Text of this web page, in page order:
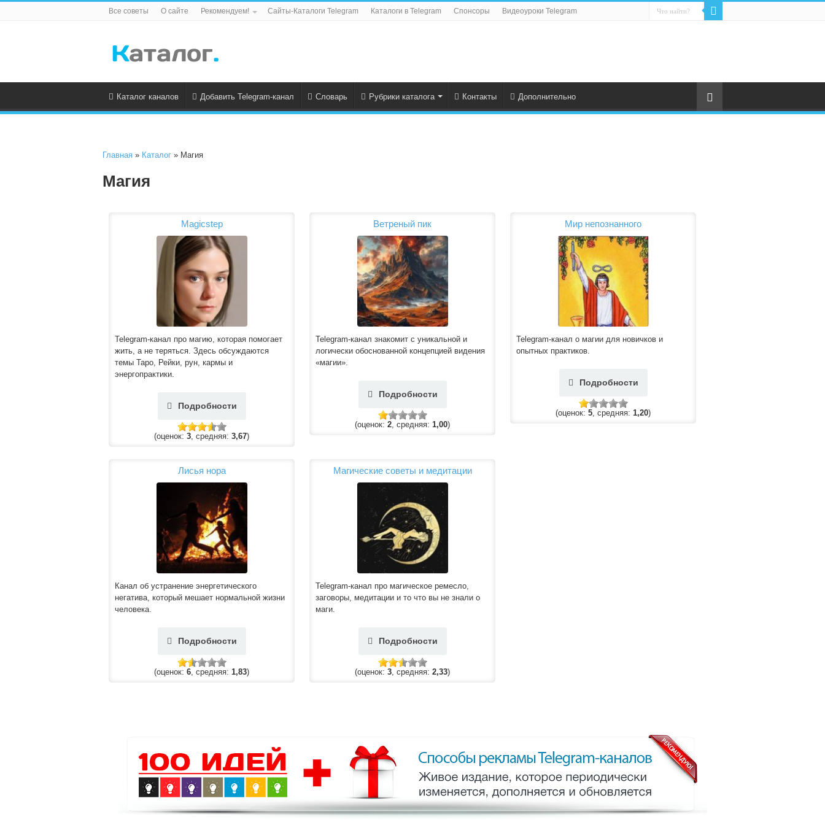
Все советы О сайте Рекомендуем! Сайты-Каталоги Telegram Каталоги в Telegram Спонсоры Видеоуроки Telegram
Каталог каналов Добавить Telegram-канал Словарь Рубрики каталога Контакты Дополнительно
Главная » Каталог » Магия
Магия
Magicstep
Telegram-канал про магию, которая помогает
жить, а не теряться. Здесь обсуждаются
темы Таро, Рейки, рун, кармы и
энергопрактики.
Подробности
(оценок: 3, средняя: 3,67)
Ветреный пик
Telegram-канал знакомит с уникальной и
логически обоснованной концепцией видения
«магии».
Подробности
(оценок: 2, средняя: 1,00)
Мир непознанного
Telegram-канал о магии для новичков и
опытных практиков.
Подробности
(оценок: 5, средняя: 1,20)
Лисья нора
Канал об устранение энергетического
негатива, который мешает нормальной жизни
человека.
Подробности
(оценок: 6 , средняя: 1,83)
Магические советы и медитации
Telegram-канал про магическое ремесло,
заговоры, медитации и то что вы не знали о
маги.
Подробности
(оценок: 3 , средняя: 2,33)